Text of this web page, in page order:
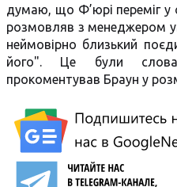
думаю, що Ф’юрі переміг
розмовляв з менеджером
неймовірно близький
його". Це були
прокоментував Браун у